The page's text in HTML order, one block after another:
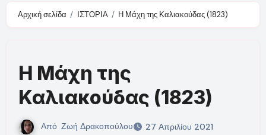
Αρχική σελίδα ΙΣΤΟΡΙΑ Η Μάχη της Καλιακούδας (1823)
Η Μάχη της
Καλιακούδας (1823)
Από Ζωή Δρακοπούλου
27 Απριλίου 2021